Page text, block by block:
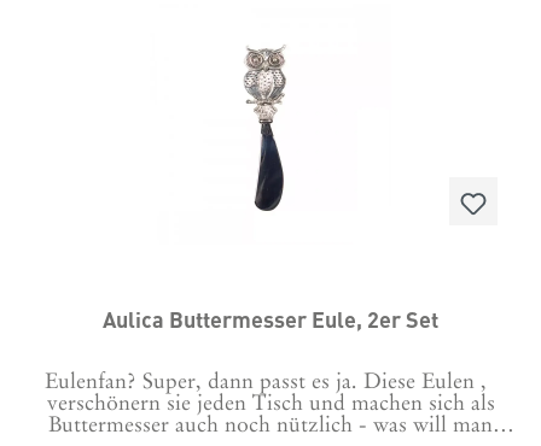
Strohhalme sind spülmaschinengeeignet.
@ericanders_photography abgelichtet.
Aulica Buttermesser Eule, 2er Set
Eulenfan? Super, dann passt es ja. Diese Eulen ,
verschönern sie jeden Tisch und machen sich als
Buttermesser auch noch nützlich - was will man